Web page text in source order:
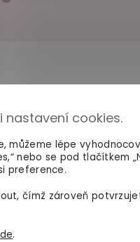
nastavení cookies.
můžeme lépe
nebo se pod tlačítkem
preference.
čímž zároveň
.
Dodání do 2. dne
Na rychlosti záleží!
máme skladem a
odesíláme.